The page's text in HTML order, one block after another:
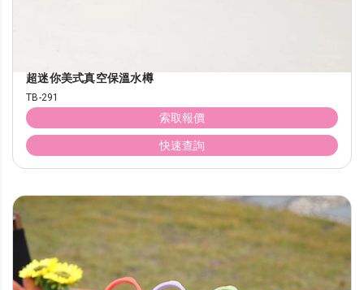
超迷你美式真空保溫水樽
TB-291
索取報價
快速查詢